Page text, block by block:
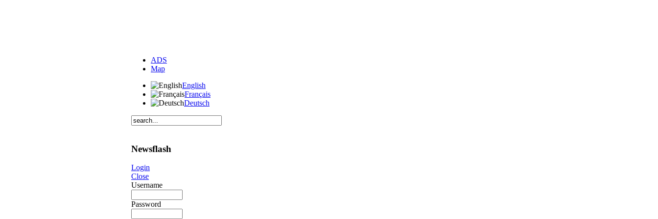
ADS
Map
English
Français
Deutsch
Newsflash
Login
Close
Username
Password